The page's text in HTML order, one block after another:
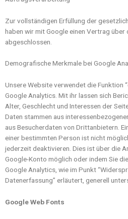
Zur vollständigen Erfüllung der
haben wir mit Google einen Vertrag
abgeschlossen.
Demografische Merkmale bei Google
Unsere Website verwendet die Funktion
Google Analytics. Mit ihr lassen sich
Alter, Geschlecht und Interessen der
Daten stammen aus
aus Besucherdaten von Drittanbietern.
einer bestimmten Person ist nicht
jederzeit deaktivieren. Dies ist über die
Google-Konto möglich oder indem Sie
Google Analytics, wie im Punkt
Datenerfassung” erläutert, generell
Google Web Fonts